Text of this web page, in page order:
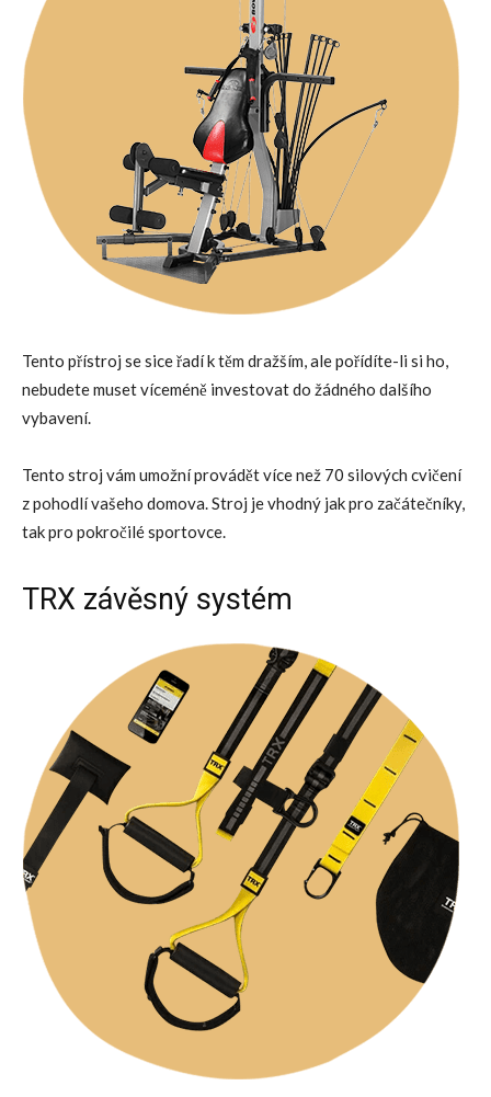
Tento přístroj se sice řadí k těm dražším, ale pořídíte-li si ho,
nebudete muset víceméně investovat do žádného dalšího
vybavení.
Tento stroj vám umožní provádět více než 70 silových cvičení
z pohodlí vašeho domova. Stroj je vhodný jak pro začátečníky,
tak pro pokročilé sportovce.
TRX závěsný systém